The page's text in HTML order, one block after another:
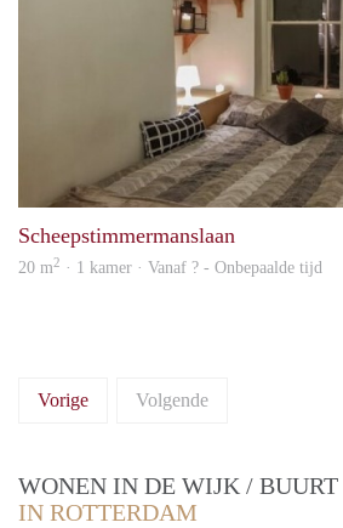
Scheepstimmermanslaan
20 m2 · 1 kamer · Vanaf ? - Onbepaalde tijd
Vorige Volgende
WONEN IN DE WIJK / BUURT
IN ROTTERDAM